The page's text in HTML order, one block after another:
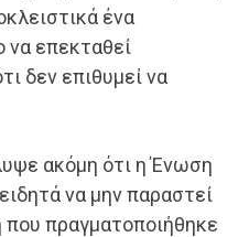
ένα
επεκταθεί
δεν επιθυμεί να
ακόμη ότι η Ένωση
να μην παραστεί
πραγματοποιήθηκε